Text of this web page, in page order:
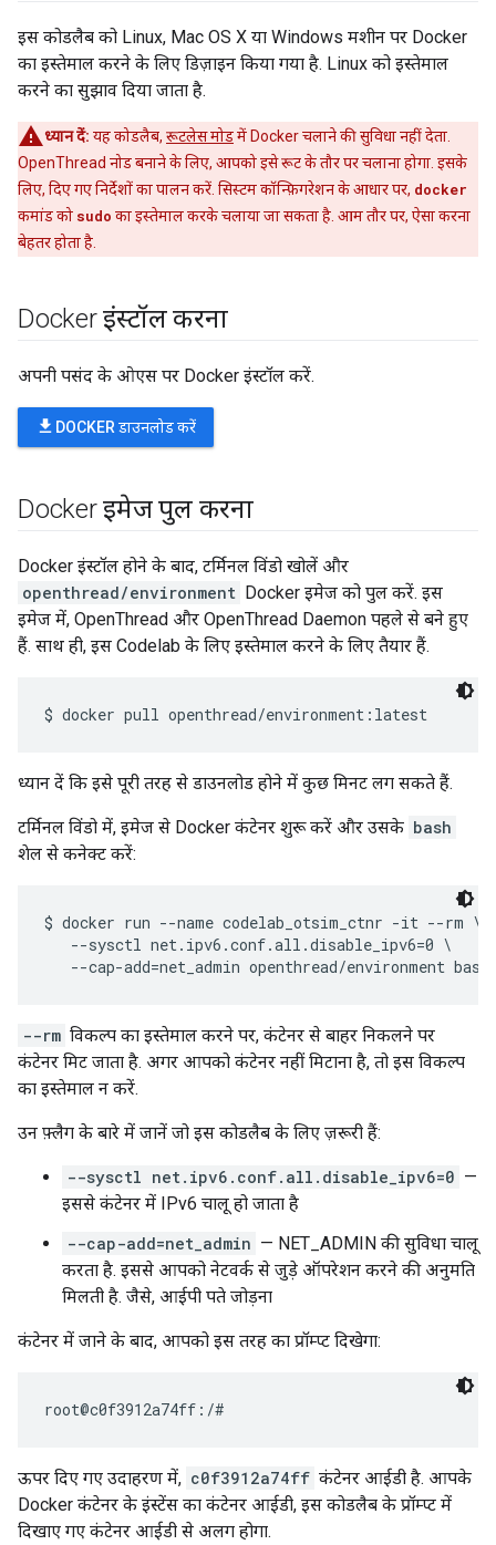
इस कोडलैब को Linux, Mac OS X या Windows मशीन पर Docker
का इस्तेमाल करने के लिए डिज़ाइन किया गया है. Linux को इस्तेमाल
करने का सुझाव दिया जाता है.
ध्यान दें: यह कोडलैब, रूटलेस मोडमें Docker चलाने की सुविधा नहीं देता.
OpenThread नोड बनाने के लिए, आपको इसे रूट के तौर पर चलाना होगा. इसके
लिए, दिए गए निर्देशों का पालन करें. सिस्टम कॉन्फ़िगरेशन के आधार पर, docker
कमांड को sudo का इस्तेमाल करके चलाया जा सकता है. आम तौर पर, ऐसा करना
बेहतर होता है.
Docker इंस्टॉल करना
अपनी पसंद के ओएस पर Docker इंस्टॉल करें.
file_download DOCKER डाउनलोड करें
Docker इमेज पुल करना
Docker इंस्टॉल होने के बाद, टर्मिनल विंडो खोलें और
openthread/environment Docker इमेज को पुल करें. इस
इमेज में, OpenThread और OpenThread Daemon पहले से बने हुए
हैं. साथ ही, इस Codelab के लिए इस्तेमाल करने के लिए तैयार हैं.
ध्यान दें कि इसे पूरी तरह से डाउनलोड होने में कुछ मिनट लग सकते हैं.
टर्मिनल विंडो में, इमेज से Docker कंटेनर शुरू करें और उसके bash
शेल से कनेक्ट करें:
$ docker run --name codelab_otsim_ctnr -it --rm \
   --sysctl net.ipv6.conf.all.disable_ipv6=0 \
--rm विकल्प का इस्तेमाल करने पर, कंटेनर से बाहर निकलने पर
कंटेनर मिट जाता है. अगर आपको कंटेनर नहीं मिटाना है, तो इस विकल्प
का इस्तेमाल न करें.
उन फ़्लैग के बारे में जानें जो इस कोडलैब के लिए ज़रूरी हैं:
--sysctl net.ipv6.conf.all.disable_ipv6=0 —
इससे कंटेनर में IPv6 चालू हो जाता है
--cap-add=net_admin — NET_ADMIN की सुविधा चालू
करता है. इससे आपको नेटवर्क से जुड़े ऑपरेशन करने की अनुमति
मिलती है. जैसे, आईपी पते जोड़ना
कंटेनर में जाने के बाद, आपको इस तरह का प्रॉम्प्ट दिखेगा:
ऊपर दिए गए उदाहरण में, c0f3912a74ff कंटेनर आईडी है. आपके
Docker कंटेनर के इंस्टेंस का कंटेनर आईडी, इस कोडलैब के प्रॉम्प्ट में
दिखाए गए कंटेनर आईडी से अलग होगा.